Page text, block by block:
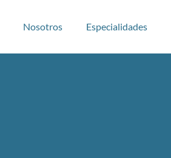
Nosotros Especialidades